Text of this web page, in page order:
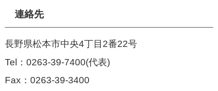
連絡先
長野県松本市中央4丁目2番22号
Tel：0263-39-7400 代表
Fax：0263-39-3400